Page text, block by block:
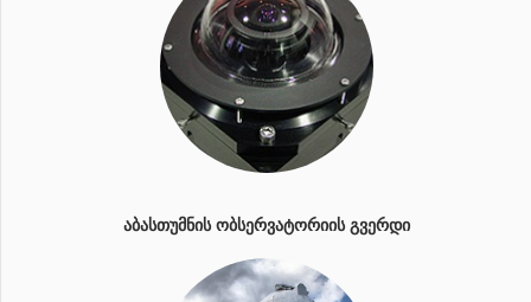
ᲐᲑᲐᲡᲗᲣᲛᲜᲘᲡ ᲝᲑᲡᲔᲠᲕᲐᲢᲝᲠᲘᲘᲡ ᲒᲕᲔᲠᲓᲘ